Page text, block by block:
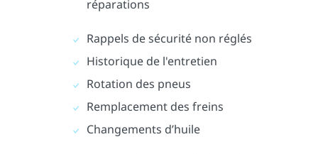
réparations
Rappels de sécurité non réglés
Historique de l'entretien
Rotation des pneus
Remplacement des freins
Changements d’huile